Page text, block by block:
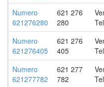
Numero
621276280
621 276
280
Numero
621276405
621 276
405
Numero
621277782
621 277
782